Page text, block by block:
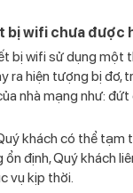
bị wifi chưa được
bị wifi sử dụng một
ra hiện tượng bị đơ,
nhà mạng như:
khách có thể tạm
ổn định, Quý khách
vụ kịp thời.